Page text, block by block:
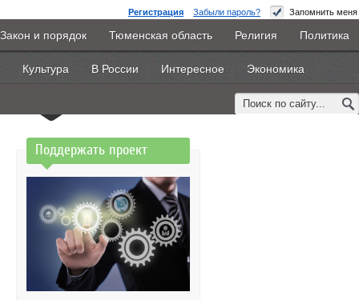
Регистрация Забыли пароль? Запомнить меня
Главная Новости Объявления КНИГИ ВестиNet
Каталоги 9PS Прочее
Закон и порядок Тюменская область Религия Политика
Культура В России Интересное Экономика
Доступ запрещен
Вы не имеете доступа к этой странице.
Возможно, Вам необходимо оформить подписку,
обратитесь к администрации сайта.
Поддержать проект